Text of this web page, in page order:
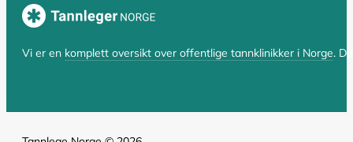
Vi er en komplett oversikt over offentlige tannklinikker i Norge.